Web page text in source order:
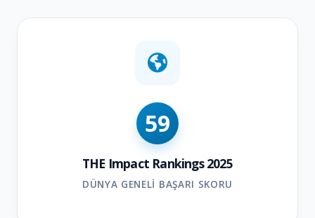
59
THE Impact Rankings 2025
DÜNYA GENELI BAŞARI SKORU